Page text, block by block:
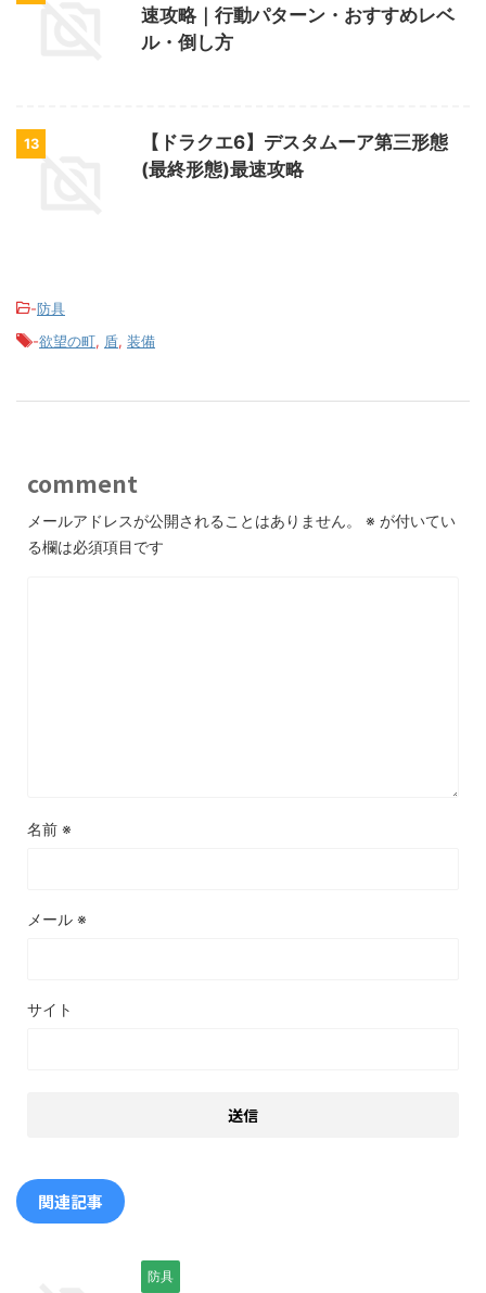
速攻略｜行動パターン・おすすめレベ
ル・倒し方
13
【ドラクエ6】デスタムーア第三形態
(最終形態)最速攻略
-防具
-欲望の町, 盾, 装備
comment
メールアドレスが公開されることはありません。 ※ が付いてい
る欄は必須項目です
名前 ※
メール ※
サイト
関連記事
防具